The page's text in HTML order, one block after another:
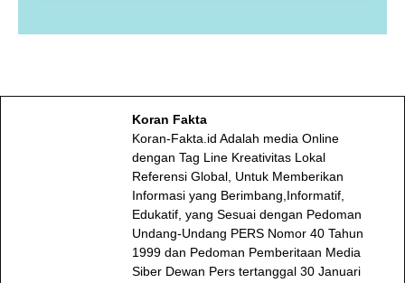
Koran Fakta
Koran-Fakta.id Adalah media Online
dengan Tag Line Kreativitas Lokal
Referensi Global, Untuk Memberikan
Informasi yang Berimbang,Informatif,
Edukatif, yang Sesuai dengan Pedoman
Undang-Undang PERS Nomor 40 Tahun
1999 dan Pedoman Pemberitaan Media
Siber Dewan Pers tertanggal 30 Januari